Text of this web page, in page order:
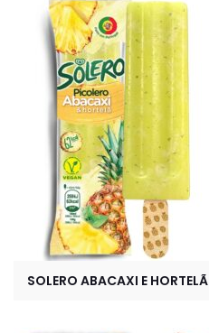
SOLERO ABACAXI E HORTELÃ